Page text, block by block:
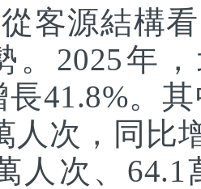
客源結構
。2025年
41.8%。
人次，同比
人次、